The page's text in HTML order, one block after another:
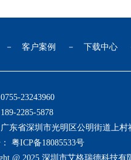
客户案例 － 下载中心
23243960
2285-5878
东省深圳市光明区公明街道上
粤ICP备18085533号
@ 2025 深圳市艾格瑞德科技有